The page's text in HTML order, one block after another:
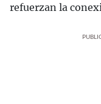
refuerzan la